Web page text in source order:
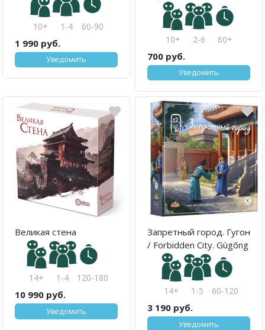
10+ 1-4 60-90
1 990 руб.
Уведомить
10+ 2-6 60+
700 руб.
Уведомить
Великая стена
14+ 1-4 120-180
10 990 руб.
Уведомить
Запретный город. Гугон
/ Forbidden City. Gùgōng
14+ 1-5 60-120
3 190 руб.
Уведомить